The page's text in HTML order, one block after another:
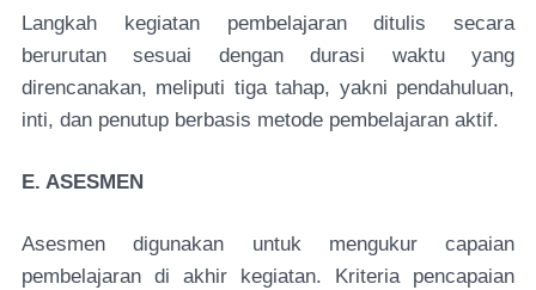
Langkah kegiatan pembelajaran ditulis secara
berurutan sesuai dengan durasi waktu yang
direncanakan, meliputi tiga tahap, yakni pendahuluan,
inti, dan penutup berbasis metode pembelajaran aktif.
E. ASESMEN
Asesmen digunakan untuk mengukur capaian
pembelajaran di akhir kegiatan. Kriteria pencapaian